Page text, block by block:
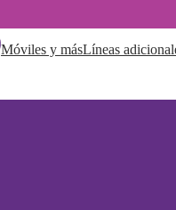
Móviles y másLíneas